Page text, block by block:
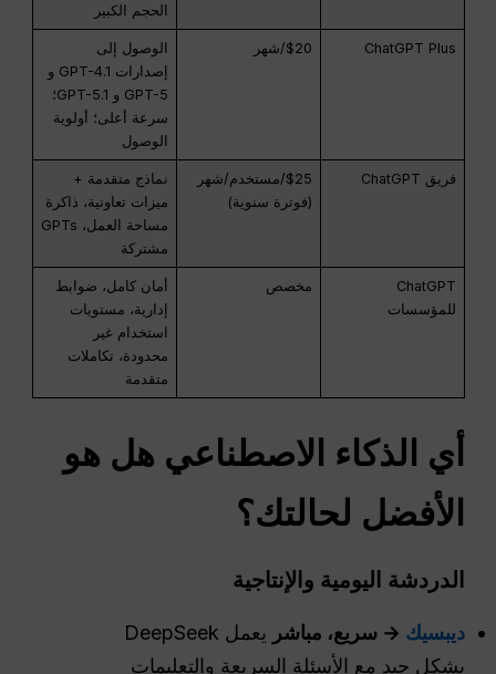
الحجم الكبير
ChatGPT Plus $20/شهر
الوصول إلى
إصدارات GPT-4.1 و
GPT-5 و GPT-5.1؛
سرعة أعلى؛ أولوية
الوصول
فريق ChatGPT
$25/مستخدم/شهر
(فوترة سنوية)
نماذج متقدمة +
ميزات تعاونية، ذاكرة
مساحة العمل، GPTs
مشتركة
ChatGPT
للمؤسسات
مخصص
أمان كامل، ضوابط
إدارية، مستويات
استخدام غير
محدودة، تكاملات
متقدمة
أي الذكاء الاصطناعي هل هو
الأفضل لحالتك؟
الدردشة اليومية والإنتاجية
ديبسيك → سريع، مباشر
يعمل DeepSeek
بشكل جيد مع الأسئلة السريعة والتعليمات